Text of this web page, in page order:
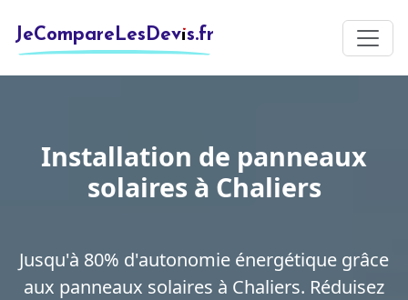
JeCompareLesDevis.fr
Installation de panneaux
solaires à Chaliers
Jusqu'à 80% d'autonomie énergétique grâce
aux panneaux solaires à Chaliers. Réduisez